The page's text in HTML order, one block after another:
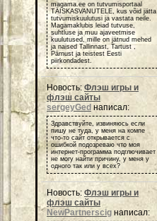
magama.ee on tutvumisportaal
TÄISKASVANUTELE, kus võid jätta
tutvumiskuulutusi ja vastata neile.
Magamaklubis leiad tutvuse,
suhtluse ja muu ajaveetmise
kuulutused, mille on jätnud mehed
ja naised Tallinnast, Tartust ,
Pärnust ja teistest Eesti
piirkondadest.
Новость: Флэш игры и
флэш сайты
sergeyGed написал:
Здравствуйте, извиняюсь если
пишу не туда, у меня на компе
что-то сайт открывается с
ошибкой подозреваю что моя
интернет-программа подглючивает
не могу найти причину, у меня у
одного так или у всех?
Новость: Флэш игры и
флэш сайты
NewPartnerscig написал: